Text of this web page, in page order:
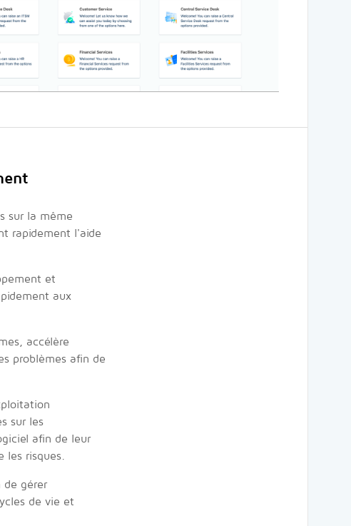
sur la même
rapidement l'aide
et
aux
accélère
problèmes afin de
sur les
afin de leur
les risques.
de gérer
de vie et